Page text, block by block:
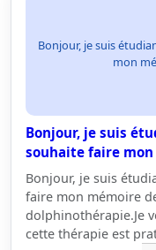
Bonjour, je suis
mon
Bonjour, je suis
souhaite faire
Bonjour, je suis
faire mon mémoire
dolphinothérapie.Je
cette thérapie est